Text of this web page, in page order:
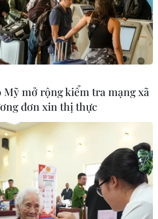
Bài chính thức thu phí không
làn ôtô ra, vào
Quốc tế Nội Bài đã chính thức triển
thu phí tự động không dừng đối với
ra, vào tại hai nhà ga của Sân bay
Mỹ mở rộng kiểm tra mạng xã
đơn xin thị thực